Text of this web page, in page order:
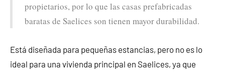
propietarios, por lo que las casas prefabricadas
baratas de Saelices son tienen mayor durabilidad.
Está diseñada para pequeñas estancias, pero no es lo
ideal para una vivienda principal en Saelices, ya que